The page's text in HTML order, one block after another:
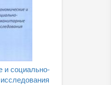
и социально-